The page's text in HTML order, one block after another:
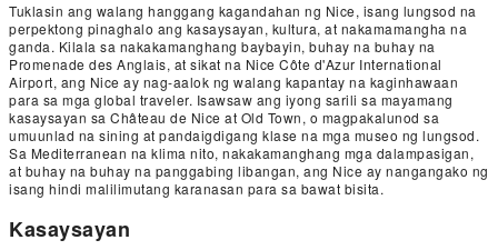
Tuklasin ang walang hanggang kagandahan ng Nice, isang lungsod na
perpektong pinaghalo ang kasaysayan, kultura, at nakamamangha na
ganda. Kilala sa nakakamanghang baybayin, buhay na buhay na
Promenade des Anglais, at sikat na Nice Côte d'Azur International
Airport, ang Nice ay nag-aalok ng walang kapantay na kaginhawaan
para sa mga global traveler. Isawsaw ang iyong sarili sa mayamang
kasaysayan sa Château de Nice at Old Town, o magpakalunod sa
umuunlad na sining at pandaigdigang klase na mga museo ng lungsod.
Sa Mediterranean na klima nito, nakakamanghang mga dalampasigan,
at buhay na buhay na panggabing libangan, ang Nice ay nangangako ng
isang hindi malilimutang karanasan para sa bawat bisita.
Kasaysayan